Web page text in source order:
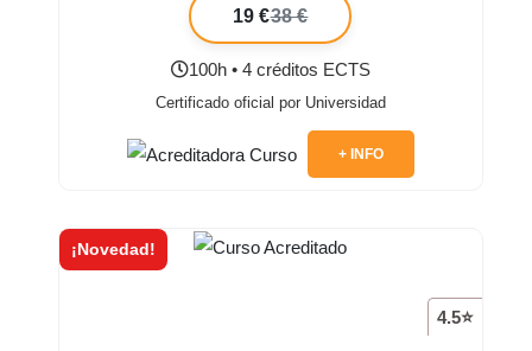
19 €38 €
100h • 4 créditos ECTS
Certificado oficial por Universidad
+ INFO
¡Novedad!
4.5⭐